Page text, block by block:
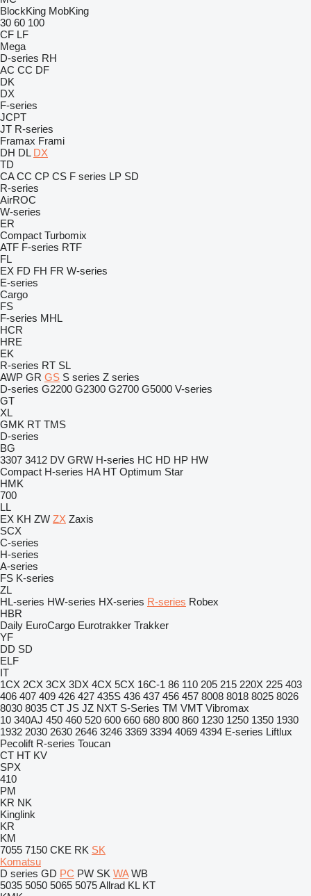
BlockKing MobKing
30 60 100
CF LF
Mega
D-series RH
AC CC DF
DK
DX
F-series
JCPT
JT R-series
Framax Frami
DH DL DX
TD
CA CC CP CS F series LP SD
R-series
AirROC
W-series
ER
Compact Turbomix
ATF F-series RTF
FL
EX FD FH FR W-series
E-series
Cargo
FS
F-series MHL
HCR
HRE
EK
R-series RT SL
AWP GR GS S series Z series
D-series G2200 G2300 G2700 G5000 V-series
GT
XL
GMK RT TMS
D-series
BG
3307 3412 DV GRW H-series HC HD HP HW
Compact H-series HA HT Optimum Star
HMK
700
LL
EX KH ZW ZX Zaxis
SCX
C-series
H-series
A-series
FS K-series
ZL
HL-series HW-series HX-series R-series Robex
HBR
Daily EuroCargo Eurotrakker Trakker
YF
DD SD
ELF
IT
1CX 2CX 3CX 3DX 4CX 5CX 16C-1 86 110 205 215 220X 225 403
406 407 409 426 427 435S 436 437 456 457 8008 8018 8025 8026
8030 8035 CT JS JZ NXT S-Series TM VMT Vibromax
10 340AJ 450 460 520 600 660 680 800 860 1230 1250 1350 1930
1932 2030 2630 2646 3246 3369 3394 4069 4394 E-series Liftlux
Pecolift R-series Toucan
CT HT KV
SPX
410
PM
KR NK
Kinglink
KR
KM
7055 7150 CKE RK SK
Komatsu
D series GD PC PW SK WA WB
5035 5050 5065 5075Allrad KL KT